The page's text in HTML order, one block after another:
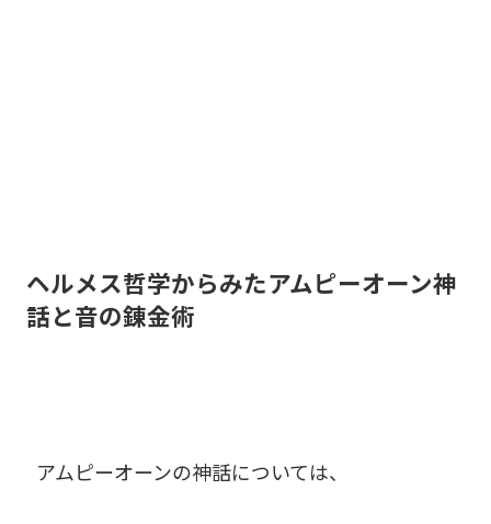
ヘルメス哲学からみたアムピーオーン神
話と音の錬金術
アムピーオーンの神話については、